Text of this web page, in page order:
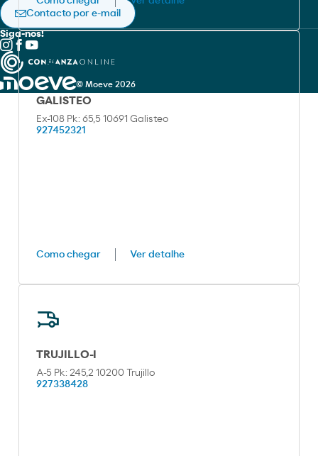
GALISTEO
Ex-108 Pk: 65,5 10691 Galisteo
927452321
Como chegar Ver detalhe
TRUJILLO-I
A-5 Pk: 245,2 10200 Trujillo
927338428
Contacto por e-mail
© Moeve 2026
Siga-nos!